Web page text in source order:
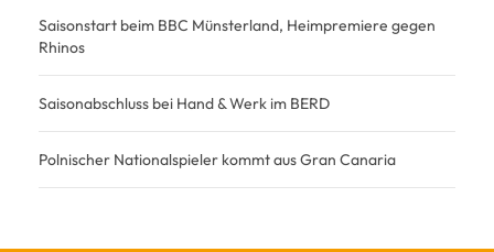
Saisonstart beim BBC Münsterland, Heimpremiere gegen
Rhinos
Saisonabschluss bei Hand & Werk im BERD
Polnischer Nationalspieler kommt aus Gran Canaria